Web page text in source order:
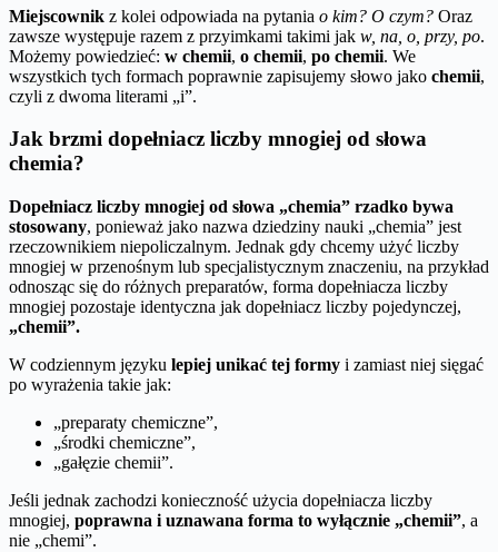
Miejscownik z kolei odpowiada na pytania o kim? O czym? Oraz
zawsze występuje razem z przyimkami takimi jak w, na, o, przy, po.
Możemy powiedzieć: w chemii, o chemii, po chemii. We
wszystkich tych formach poprawnie zapisujemy słowo jako chemii,
czyli z dwoma literami „i”.
Jak brzmi dopełniacz liczby mnogiej od słowa
chemia?
Dopełniacz liczby mnogiej od słowa „chemia” rzadko bywa
stosowany, ponieważ jako nazwa dziedziny nauki „chemia” jest
rzeczownikiem niepoliczalnym. Jednak gdy chcemy użyć liczby
mnogiej w przenośnym lub specjalistycznym znaczeniu, na przykład
odnosząc się do różnych preparatów, forma dopełniacza liczby
mnogiej pozostaje identyczna jak dopełniacz liczby pojedynczej,
„chemii”.
W codziennym języku lepiej unikać tej formy i zamiast niej sięgać
po wyrażenia takie jak:
„preparaty chemiczne”,
„środki chemiczne”,
„gałęzie chemii”.
Jeśli jednak zachodzi konieczność użycia dopełniacza liczby
mnogiej, poprawna i uznawana forma to wyłącznie „chemii”, a
nie „chemi”.